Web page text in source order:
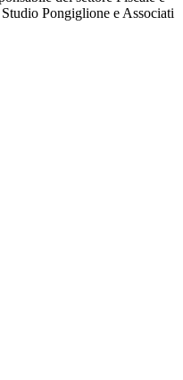
Pongiglione e Associati